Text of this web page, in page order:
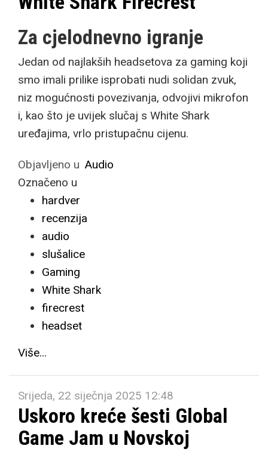
Za cjelodnevno igranje
Jedan od najlakših headsetova za gaming koji
smo imali prilike isprobati nudi solidan zvuk,
niz mogućnosti povezivanja, odvojivi mikrofon
i, kao što je uvijek slučaj s White Shark
uređajima, vrlo pristupačnu cijenu.
Objavljeno u Audio
Označeno u
hardver
recenzija
audio
slušalice
Gaming
White Shark
firecrest
headset
Više...
Srijeda, 22 siječnja 2025 12:48
Uskoro kreće šesti Global
Game Jam u Novskoj